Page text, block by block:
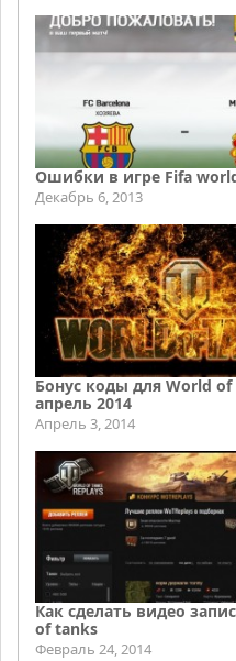
Ошибки в игре Fifa
Декабрь 6, 2013
Бонус коды для World of
апрель 2014
Апрель 3, 2014
Как сделать видео
of tanks
Февраль 24, 2014